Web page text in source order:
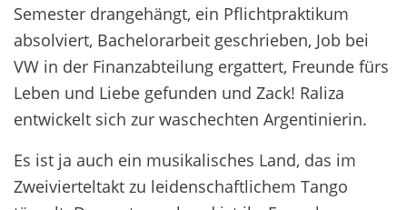
Semester drangehängt, ein Pflichtpraktikum
absolviert, Bachelorarbeit geschrieben, Job bei
VW in der Finanzabteilung ergattert, Freunde fürs
Leben und Liebe gefunden und Zack! Raliza
entwickelt sich zur waschechten Argentinierin.
Es ist ja auch ein musikalisches Land, das im
Zweivierteltakt zu leidenschaftlichem Tango